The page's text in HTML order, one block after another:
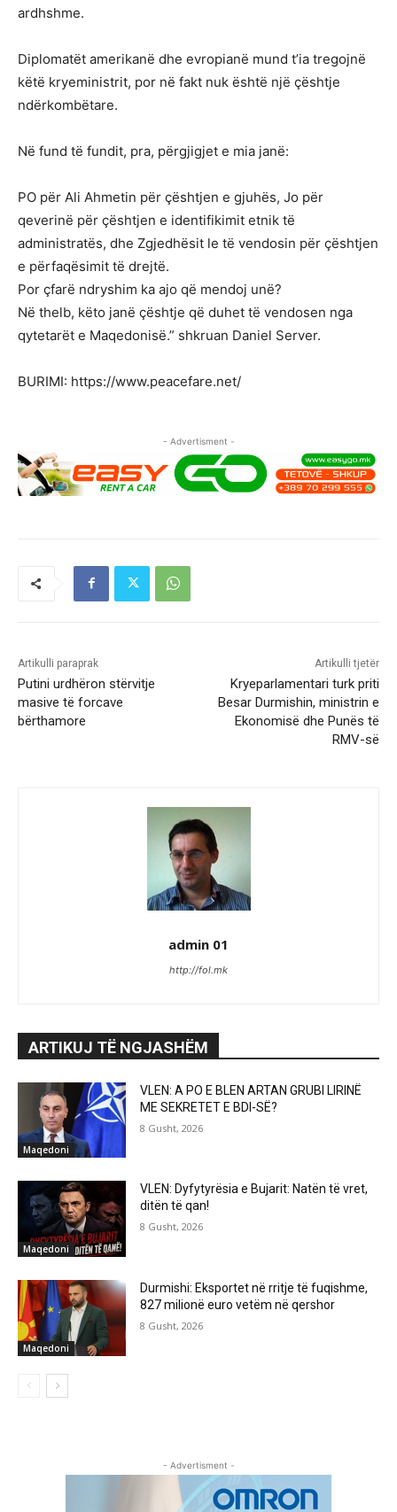
ardhshme.
Diplomatët amerikanë dhe evropianë mund t’ia tregojnë
këtë kryeministrit, por në fakt nuk është një çështje
ndërkombëtare.
Në fund të fundit, pra, përgjigjet e mia janë:
PO për Ali Ahmetin për çështjen e gjuhës, Jo për
qeverinë për çështjen e identifikimit etnik të
administratës, dhe Zgjedhësit le të vendosin për çështjen
e përfaqësimit të drejtë.
Por çfarë ndryshim ka ajo që mendoj unë?
Në thelb, këto janë çështje që duhet të vendosen nga
qytetarët e Maqedonisë.” shkruan Daniel Server.
BURIMI: https://www.peacefare.net/
- Advertisment -
Artikulli paraprak
Putini urdhëron stërvitje
masive të forcave
bërthamore
Artikulli tjetër
Kryeparlamentari turk priti
Besar Durmishin, ministrin e
Ekonomisë dhe Punës të
RMV-së
admin 01
http://fol.mk
ARTIKUJ TË NGJASHËM
Maqedoni
VLEN: A PO E BLEN ARTAN GRUBI LIRINË
ME SEKRETET E BDI-SË?
8 Gusht, 2026
Maqedoni
VLEN: Dyfytyrësia e Bujarit: Natën të vret,
ditën të qan!
8 Gusht, 2026
Maqedoni
Durmishi: Eksportet në rritje të fuqishme,
827 milionë euro vetëm në qershor
8 Gusht, 2026
- Advertisment -